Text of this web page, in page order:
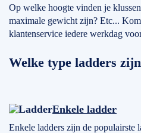
Op welke hoogte vinden je
maximale gewicht zijn? Etc...
klantenservice iedere werkdag
Welke type ladders
Enkele ladder
Enkele ladders zijn de populairste